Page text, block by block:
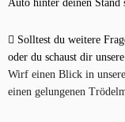
Auto hinter deinen Stand
Solltest du weitere
oder du schaust dir unsere
Wirf einen Blick in unsere
einen gelungenen